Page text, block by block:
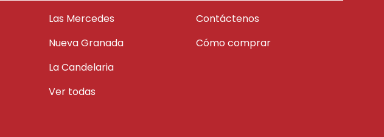
Las Mercedes
Nueva Granada
La Candelaria
Ver todas
Contáctenos
Cómo comprar